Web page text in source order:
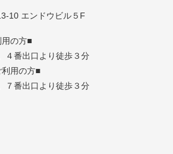
10 エンドウビル５F
の方■
４番出口より徒歩３分
用の方■
７番出口より徒歩３分